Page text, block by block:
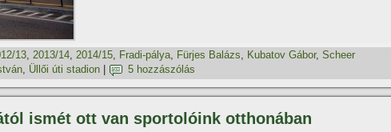
13, 2013/14, 2014/15, Fradi-pálya, Fürjes Balázs, Kubatov Gábor, Scheer
, Üllői úti stadion 5 hozzászólás
ismét ott van sportolóink otthonában